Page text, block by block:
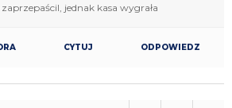
zaprzepaścil, jednak kasa wygrała
CYTUJ ODPOWIEDZ